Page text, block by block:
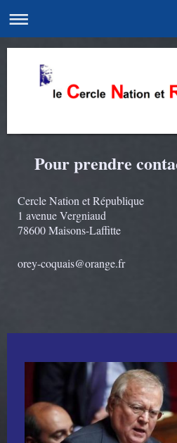
Pour prendre
Cercle Nation et République
1 avenue Vergniaud
78600 Maisons-Laffitte
orey-coquais@orange.fr